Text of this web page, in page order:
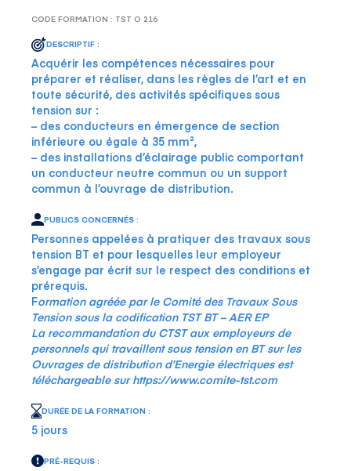
CODE FORMATION : TST O 216
DESCRIPTIF :
Acquérir les compétences nécessaires pour
préparer et réaliser, dans les règles de l’art et en
toute sécurité, des activités spécifiques sous
tension sur :
– des conducteurs en émergence de section
inférieure ou égale à 35 mm²,
– des installations d’éclairage public comportant
un conducteur neutre commun ou un support
commun à l’ouvrage de distribution.
PUBLICS CONCERNÉS :
Personnes appelées à pratiquer des travaux sous
tension BT et pour lesquelles leur employeur
s’engage par écrit sur le respect des conditions et
prérequis.
Formation agréée par le Comité des Travaux Sous
Tension sous la codification TST BT – AER EP
La recommandation du CTST aux employeurs de
personnels qui travaillent sous tension en BT sur les
Ouvrages de distribution d’Energie électriques est
téléchargeable surhttps://www.comite-tst.com
DURÉE DE LA FORMATION :
5 jours
PRÉ-REQUIS :